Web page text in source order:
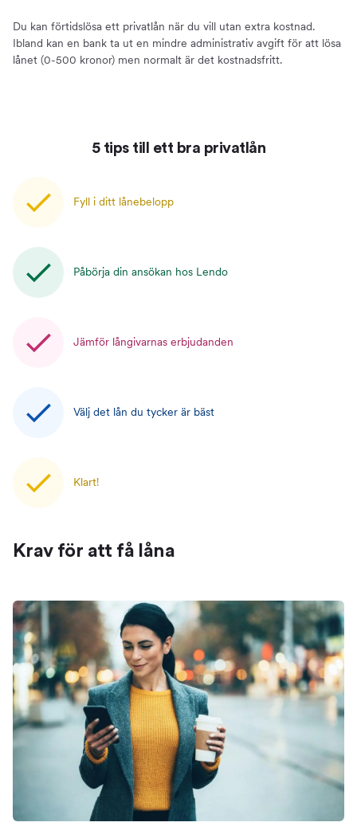
Du kan förtidslösa ett privatlån när du vill utan extra kostnad.
Ibland kan en bank ta ut en mindre administrativ avgift för att lösa
lånet (0-500 kronor) men normalt är det kostnadsfritt.
5 tips till ett bra privatlån
Fyll i ditt lånebelopp
Påbörja din ansökan hos Lendo
Jämför långivarnas erbjudanden
Välj det lån du tycker är bäst
Klart!
Krav för att få låna